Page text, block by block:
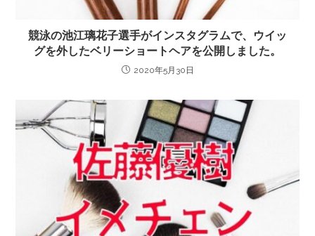
競泳の池江璃花子選手がインスタグラムで、ウイッ
グを外したベリーショートヘアを公開しました。
2020年5月30日